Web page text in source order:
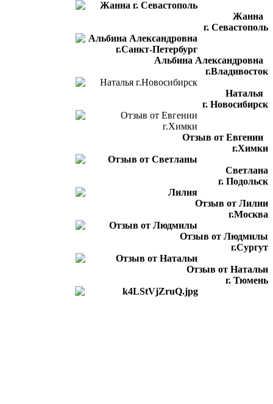
Жанна
г. Севастополь
Альбина Александровна
г.Владивосток
Наталья
г. Новосибирск
Отзыв от Евгении
г.Химки
Светлана
г. Подольск
Отзыв от Лилии
г.Москва
Отзыв от Людмилы
г.Сургут
Отзыв от Натальи
г. Тюмень